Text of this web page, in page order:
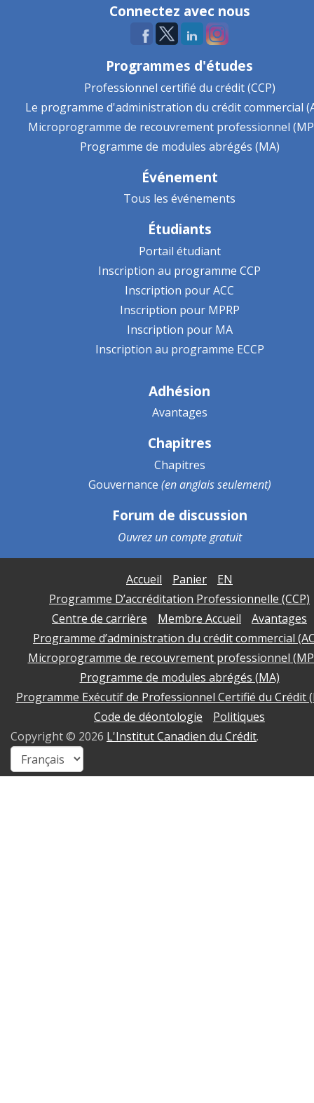
Connectez avec nous
Programmes d'études
Professionnel certifié du crédit (CCP)
Le programme d'administration du crédit commercial
Microprogramme de recouvrement professionnel
Programme de modules abrégés (MA)
Événement
Tous les événements
Étudiants
Portail étudiant
Inscription au programme CCP
Inscription pour ACC
Inscription pour MPRP
Inscription pour MA
Inscription au programme ECCP
Adhésion
Avantages
Chapitres
Chapitres
Gouvernance (en anglais seulement)
Forum de discussion
Ouvrez uncompte gratuit
Accueil Panier
EN
Programme D’accréditation Professionnelle (CCP)
Centre de carrière
Membre Accueil
Avantages
Programme d’administration du crédit commercial
Microprogramme de recouvrement professionnel
Programme de modules abrégés (MA)
Programme Exécutif de Professionnel Certifié du Crédit
Code de déontologie
Politiques
Copyright © 2026 L'Institut Canadien du Crédit.